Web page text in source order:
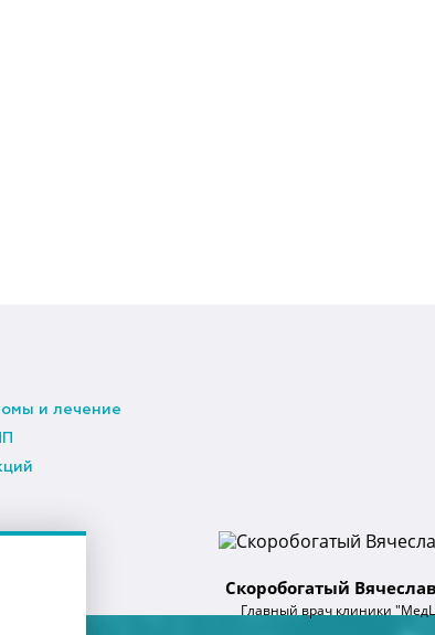
и лечение
Скоробогатый
Главный врач клиники